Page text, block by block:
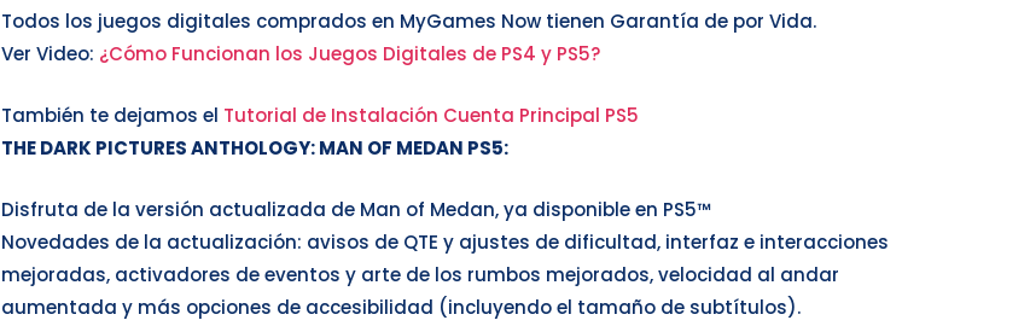
Todos los juegos digitales comprados en MyGames Now tienen Garantía de por Vida.
Ver Video: ¿Cómo Funcionan los Juegos Digitales de PS4 y PS5?
También te dejamos el Tutorial de Instalación Cuenta Principal PS5
THE DARK PICTURES ANTHOLOGY: MAN OF MEDAN PS5:
Disfruta de la versión actualizada de Man of Medan, ya disponible en PS5™
Novedades de la actualización: avisos de QTE y ajustes de dificultad, interfaz e interacciones
mejoradas, activadores de eventos y arte de los rumbos mejorados, velocidad al andar
aumentada y más opciones de accesibilidad (incluyendo el tamaño de subtítulos).